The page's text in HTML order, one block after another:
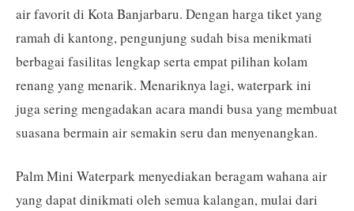
air favorit di Kota Banjarbaru. Dengan harga tiket yang
ramah di kantong, pengunjung sudah bisa menikmati
berbagai fasilitas lengkap serta empat pilihan kolam
renang yang menarik. Menariknya lagi, waterpark ini
juga sering mengadakan acara mandi busa yang membuat
suasana bermain air semakin seru dan menyenangkan.
Palm Mini Waterpark menyediakan beragam wahana air
yang dapat dinikmati oleh semua kalangan, mulai dari